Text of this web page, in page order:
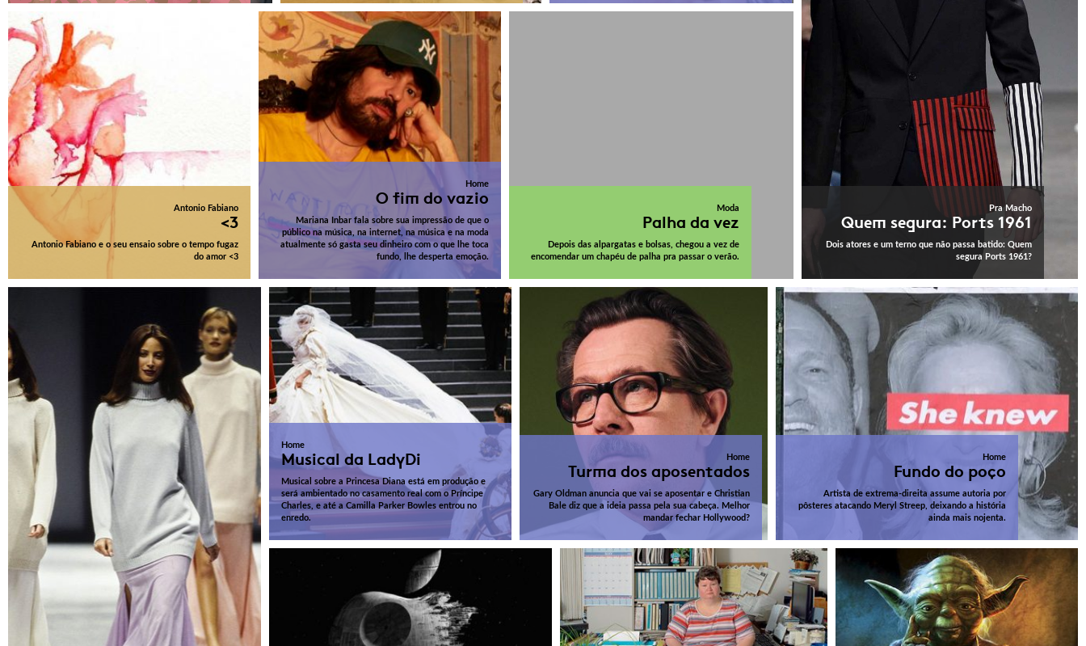
Antonio Fabiano
<3
Antonio Fabiano e o seu ensaio sobre o tempo fugaz
do amor <3
Home
O fim do vazio
Mariana Inbar fala sobre sua impressão de que o
público na música, na internet, na música e na moda
atualmente só gasta seu dinheiro com o que lhe toca
fundo, lhe desperta emoção.
Moda
Palha da vez
Depois das alpargatas e bolsas, chegou a vez de
encomendar um chapéu de palha pra passar o verão.
Pra Macho
Quem segura: Ports 1961
Dois atores e um terno que não passa batido: Quem
segura Ports 1961?
Home
Musical da LadyDi
Musical sobre a Princesa Diana está em produção e
será ambientado no casamento real com o Príncipe
Charles, e até a Camilla Parker Bowles entrou no
enredo.
Home
Turma dos aposentados
Gary Oldman anuncia que vai se aposentar e Christian
Bale diz que a ideia passa pela sua cabeça. Melhor
mandar fechar Hollywood?
Home
Fundo do poço
Artista de extrema-direita assume autoria por
pôsteres atacando Meryl Streep, deixando a história
ainda mais nojenta.